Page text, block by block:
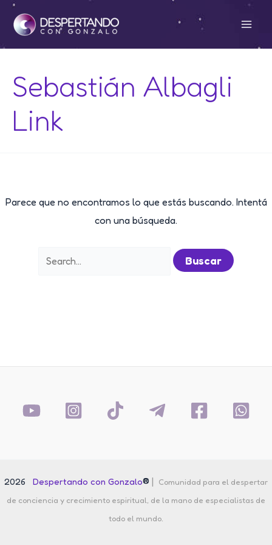
contenido
Sebastián Albagli
Link
Parece que no encontramos lo que estás buscando. Intentá
con una búsqueda.
Buscar
2026 Despertando con Gonzalo® |
Comunidad para el despertar
de conciencia y crecimiento espiritual, de la mano de especialistas de
todo el mundo.